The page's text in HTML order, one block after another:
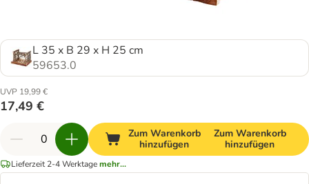
L 35 x B 29 x H 25 cm
59653.0
UVP 19,99 €
17,49 €
Zum Warenkorb
hinzufügen
Zum Warenkorb
hinzufügen
Lieferzeit 2-4 Werktagemehr...